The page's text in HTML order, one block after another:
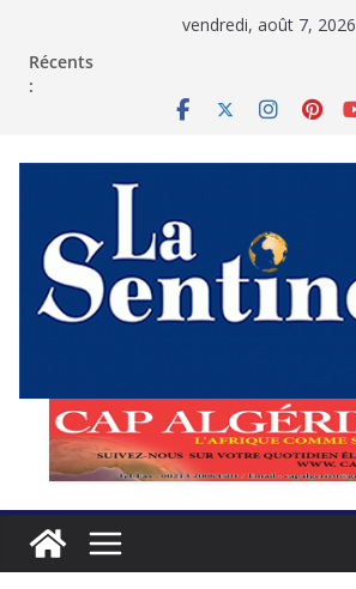
vendredi, août 7, 2026
Récents
: